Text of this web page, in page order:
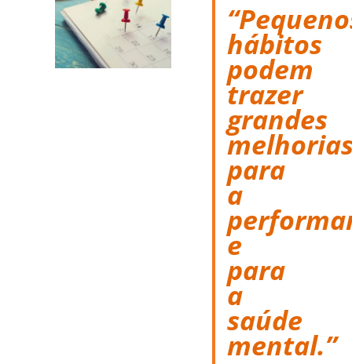
hábitos
podem
trazer
grandes
para
a
e
para
a
saúde
mental.”